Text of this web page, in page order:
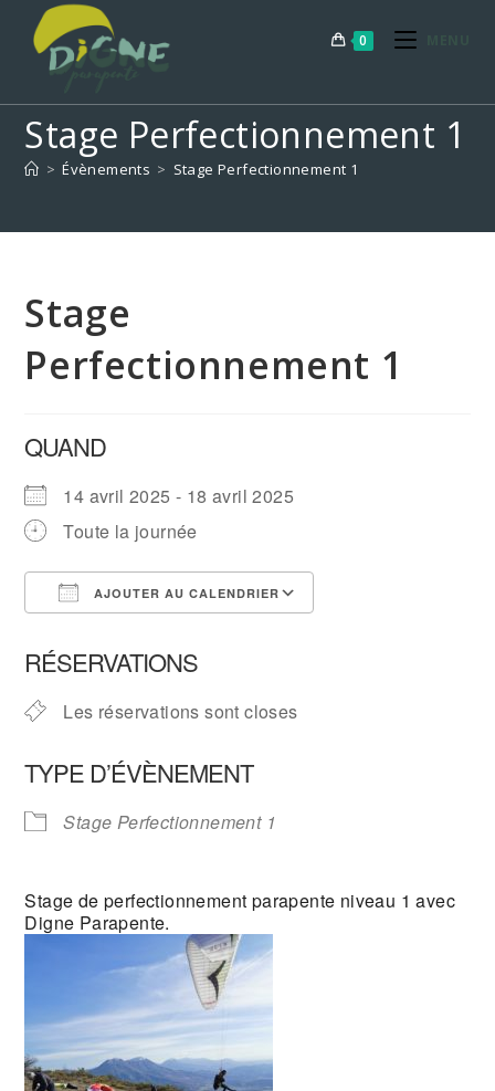
content
0
Stage Perfectionnement 1
> Évènements > Stage Perfectionnement 1
Stage
Perfectionnement 1
QUAND
14 avril 2025 - 18 avril 2025
Toute la journée
AJOUTER AU CALENDRIER
RÉSERVATIONS
Les réservations sont closes
TYPE D’ÉVÈNEMENT
Stage Perfectionnement 1
Stage de perfectionnement parapente niveau 1 avec
Digne Parapente.